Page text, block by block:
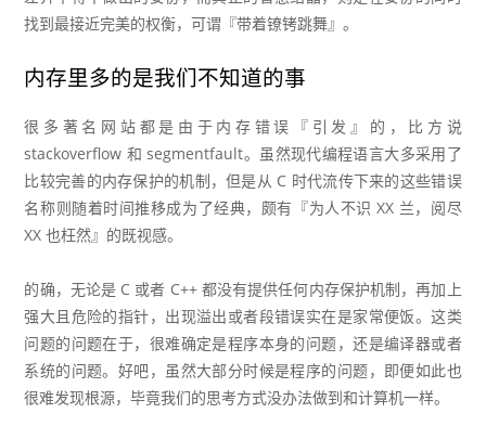
找到最接近完美的权衡，可谓『带着镣铐跳舞』。
内存里多的是我们不知道的事
很多著名网站都是由于内存错误『引发』的，比方说
stackoverflow 和 segmentfault。虽然现代编程语言大多采用了
比较完善的内存保护的机制，但是从 C 时代流传下来的这些错误
名称则随着时间推移成为了经典，颇有『为人不识 XX 兰，阅尽
XX 也枉然』的既视感。
的确，无论是 C 或者 C++ 都没有提供任何内存保护机制，再加上
强大且危险的指针，出现溢出或者段错误实在是家常便饭。这类
问题的问题在于，很难确定是程序本身的问题，还是编译器或者
系统的问题。好吧，虽然大部分时候是程序的问题，即便如此也
很难发现根源，毕竟我们的思考方式没办法做到和计算机一样。